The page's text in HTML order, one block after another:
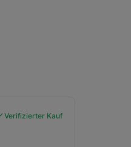
Verifizierter Kauf